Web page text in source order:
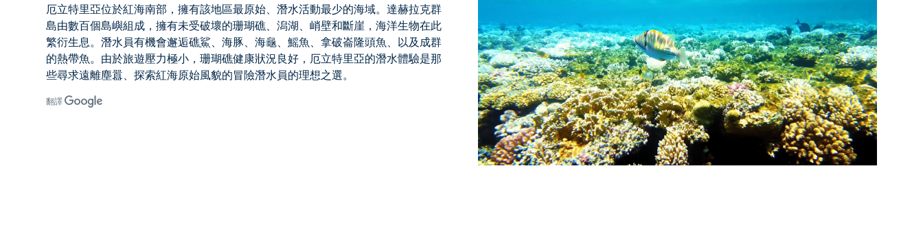
厄立特里亞位於紅海南部，擁有該地區最原始、潛水活動最少的海域。達赫拉克群
島由數百個島嶼組成，擁有未受破壞的珊瑚礁、潟湖、峭壁和斷崖，海洋生物在此
繁衍生息。潛水員有機會邂逅礁鯊、海豚、海龜、鰩魚、拿破崙隆頭魚、以及成群
的熱帶魚。由於旅遊壓力極小，珊瑚礁健康狀況良好， 厄立特里亞的潛水體驗是那
些尋求遠離塵囂、探索紅海原始風貌的冒險潛水員的理想之選。
翻譯